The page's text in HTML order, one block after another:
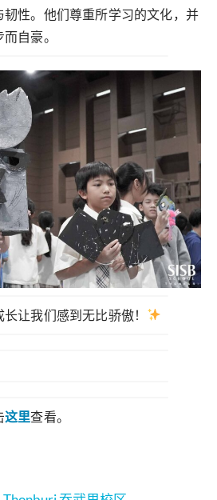
性。他们尊重所学习的文化，并
自豪。
让我们感到无比骄傲！
这里查看。